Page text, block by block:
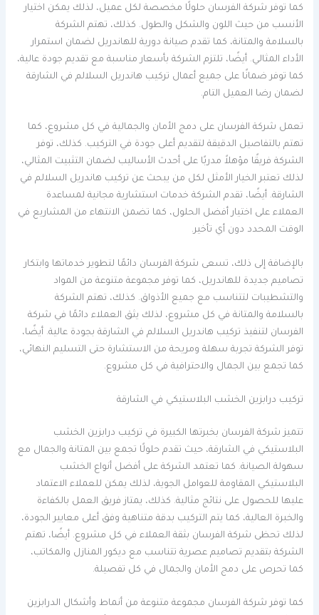
كما توفر شركة الفرسان حلولًا مخصصة لكل عميل، لذلك يمكن اختيار
الأنسب من حيث اللون والشكل والطول. كذلك، تهتم الشركة
بالسلامة والمتانة، كما تقدم صيانة دورية للهاندريل لضمان استمرار
الأداء المثالي. أيضًا، تلتزم الشركة بأسعار مناسبة مع تقديم جودة عالية،
كما توفر ضمانًا على جميع أعمال تركيب هاندريل السلالم في الشارقة
لضمان رضا العميل التام.
تعمل شركة الفرسان على دمج الأمان والجمالية في كل مشروع، كما
تهتم بالتفاصيل الدقيقة لتقديم أعلى جودة في التركيب. كذلك، توفر
الشركة فريقًا مؤهلاً مدربًا على أحدث الأساليب لضمان التثبيت المثالي،
لذلك تعتبر الخيار الأمثل لكل من يبحث عن تركيب هاندريل السلالم في
الشارقة. أيضًا، تقدم الشركة خدمات استشارية مجانية لمساعدة
العملاء على اختيار أفضل الحلول، كما تضمن الانتهاء من المشاريع في
الوقت المحدد دون أي تأخير.
بالإضافة إلى ذلك، تسعى شركة الفرسان دائمًا لتطوير خدماتها وابتكار
تصاميم جديدة للهاندريل، كما توفر مجموعة متنوعة من المواد
والتشطيبات لتتناسب مع جميع الأذواق. كذلك، تهتم الشركة
بالسلامة والمتانة في كل مشروع، لذلك يثق العملاء دائمًا في شركة
الفرسان لتنفيذ تركيب هاندريل السلالم في الشارقة بجودة عالية. أيضًا،
توفر الشركة تجربة سهلة ومريحة من الاستشارة حتى التسليم النهائي،
كما تجمع بين الجمال والاحترافية في كل مشروع.
تركيب درابزين الخشب البلاستيكي في الشارقة
تتميز شركة الفرسان بخبرتها الكبيرة في تركيب درابزين الخشب
البلاستيكي في الشارقة، حيث تقدم حلولًا تجمع بين المتانة والجمال مع
سهولة الصيانة. كما تعتمد الشركة على أفضل أنواع الخشب
البلاستيكي المقاومة للعوامل الجوية، لذلك يمكن للعملاء الاعتماد
عليها للحصول على نتائج مثالية. كذلك، يمتاز فريق العمل بالكفاءة
والخبرة العالية، كما يتم التركيب بدقة متناهية وفق أعلى معايير الجودة،
لذلك تحظى شركة الفرسان بثقة العملاء في كل مشروع. أيضًا، تهتم
الشركة بتقديم تصاميم عصرية تتناسب مع ديكور المنازل والمكاتب،
كما تحرص على دمج الأمان والجمال في كل تفصيلة.
كما توفر شركة الفرسان مجموعة متنوعة من أنماط وأشكال الدرابزين